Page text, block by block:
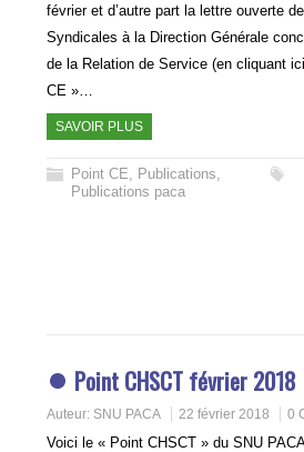
février et d’autre part la lettre ouverte
Syndicales à la Direction Générale
de la Relation de Service (en cliquant
CE »…
SAVOIR PLUS
Point CE, Publications,
Publications paca
Point CHSCT février 2018
Auteur: SNU PACA 22 février 2018 0
Voici le « Point CHSCT » du SNU